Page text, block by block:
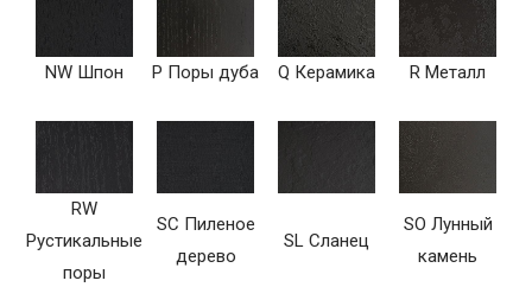
NW Шпон P Поры дуба Q Керамика R Металл
RW
Рустикальные
поры
SC Пиленое
дерево
SL Сланец
SO Лунный
камень